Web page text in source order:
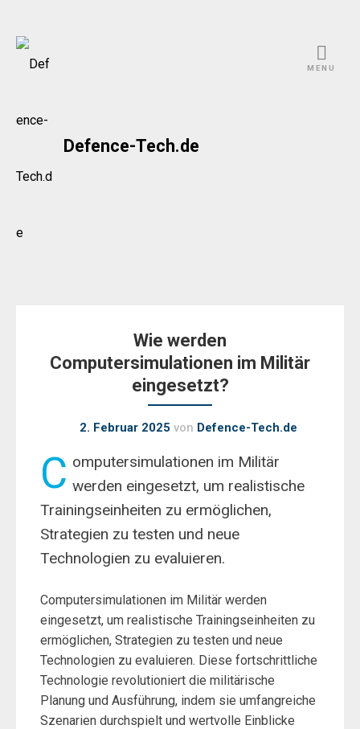
Skip
Defence-Tech.de
MENU
Wie werden
Computersimulationen im Militär
eingesetzt?
2. Februar 2025 von Defence-Tech.de
C omputersimulationen im Militär
werden eingesetzt, um realistische
Trainingseinheiten zu ermöglichen,
Strategien zu testen und neue
Technologien zu evaluieren.
Computersimulationen im Militär werden
eingesetzt, um realistische Trainingseinheiten zu
ermöglichen, Strategien zu testen und neue
Technologien zu evaluieren. Diese fortschrittliche
Technologie revolutioniert die militärische
Planung und Ausführung, indem sie umfangreiche
Szenarien durchspielt und wertvolle Einblicke